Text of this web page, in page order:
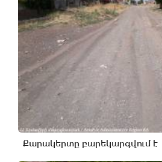
Քարակերտը բարեկարգվում է